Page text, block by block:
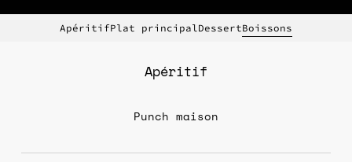
ApéritifPlat principal DessertBoissons
Apéritif
Punch maison